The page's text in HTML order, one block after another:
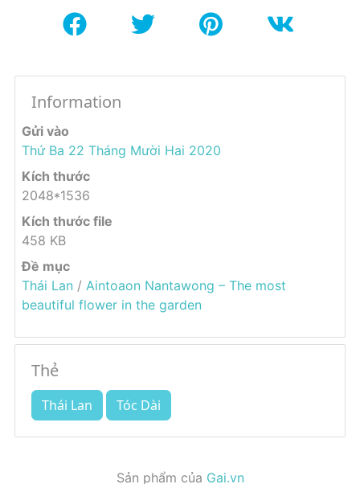
Information
Gửi vào
Thứ Ba 22 Tháng Mười Hai 2020
Kích thước
2048*1536
Kích thước file
458 KB
Đề mục
Thái Lan / Aintoaon Nantawong – The most
beautiful flower in the garden
Thẻ
Thái Lan Tóc Dài
Sản phẩm của Gai.vn